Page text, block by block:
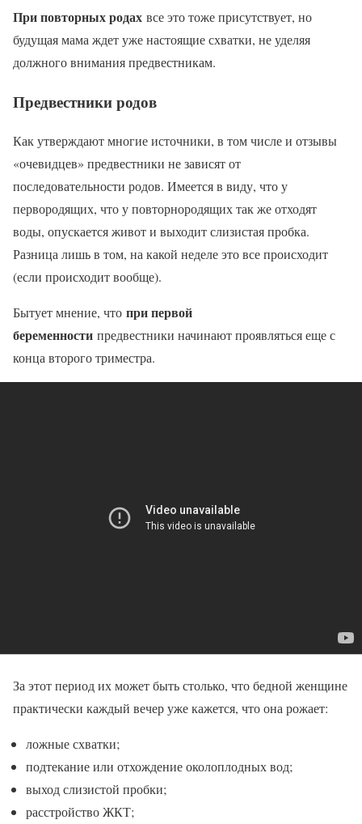
При повторных родах все это тоже присутствует, но
будущая мама ждет уже настоящие схватки, не уделяя
должного внимания предвестникам.
Предвестники родов
Как утверждают многие источники, в том числе и отзывы
«очевидцев» предвестники не зависят от
последовательности родов. Имеется в виду, что у
первородящих, что у повторнородящих так же отходят
воды, опускается живот и выходит слизистая пробка.
Разница лишь в том, на какой неделе это все происходит
(если происходит вообще).
Бытует мнение, что при первой
беременности предвестники начинают проявляться еще с
конца второго триместра.
За этот период их может быть столько, что бедной женщине
практически каждый вечер уже кажется, что она рожает:
ложные схватки;
подтекание или отхождение околоплодных вод;
выход слизистой пробки;
расстройство ЖКТ;